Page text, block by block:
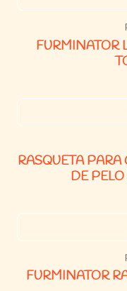
FURMINATOR
RASQUETA
DE PELO
Agotado
FURMINATOR